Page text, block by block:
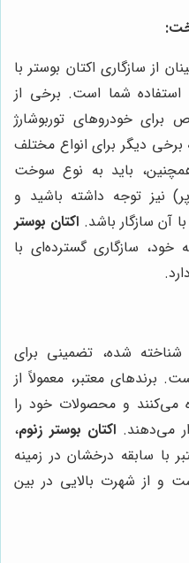
از سازگاری اکتان بوستر با
شما است. برخی از
برای خودروهای توربوشارژ
دیگر برای انواع مختلف
باید به نوع سوخت
نیز توجه داشته باشید و
آن سازگار باشد. اکتان بوستر
خود، سازگاری گسترده‌ای با
شده، تضمینی برای
برندهای معتبر، معمولاً از
می‌کنند و محصولات خود را
می‌دهند. اکتان بوستر زنوم،
سابقه درخشان در زمینه
و از شهرت بالایی در بین